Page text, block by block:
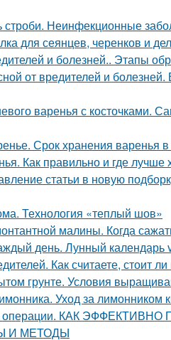
строби. Неинфекционные
для сеянцев, черенков и
и болезней.. Этапы
от вредителей и
варенья с косточками.
Срок хранения варенья
Как правильно и где лучше
статьи в новую
Технология «теплый шов»
малины. Когда
день. Лунный календарь
Как считаете, стоит
грунте. Условия
Уход за лимонником
операции. КАК
И МЕТОДЫ